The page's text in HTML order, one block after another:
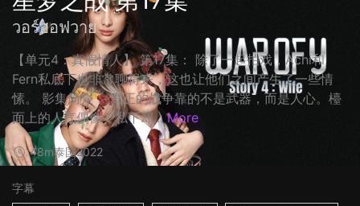
วอร์ออฟวาย
【单元4：真假情人】 第17集： 除了一起拍戏，Achi和
Fern私底下也非常聊得来，这也让他们之间产生了一些情
愫。 影集简介： 真正的战争靠的不是武器，而是人心。檯
面上的人气偶像，私下却... More
48m泰国2022
字幕